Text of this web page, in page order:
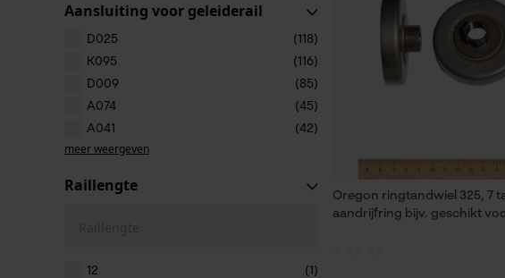
Aansluiting voor geleiderail
D025
(118)
K095
(116)
D009
(85)
A074
(45)
A041
(42)
meer weergeven
Raillengte
12
(1)
Oregon ringtandwiel 325, 7
aandrijfring bijv. geschikt